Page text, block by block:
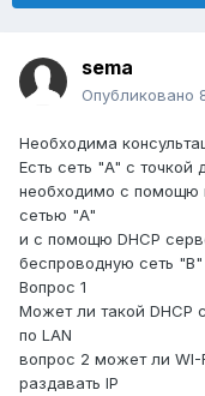
sema
Опубликовано
Необходима
Есть сеть "A" с точкой
необходимо с помощю
сетью "A"
и с помощю DHCP
беспроводную сеть "B"
Вопрос 1
Может ли такой DHCP
по LAN
вопрос 2 может ли WI-
раздавать IP